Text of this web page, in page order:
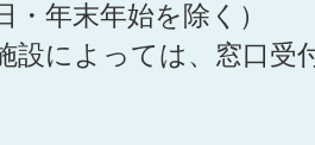
・年末年始を除く）
設によっては、窓口受